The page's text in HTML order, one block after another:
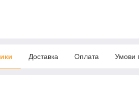
Доставка Оплата Умови